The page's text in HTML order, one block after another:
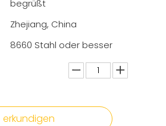
begrüßt
Zhejiang, China
8660 Stahl oder besser
erkundigen